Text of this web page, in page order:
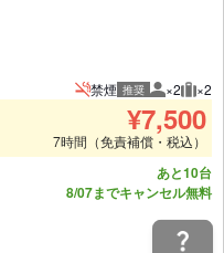
禁煙 推奨 推奨人数
×2 推
×2
¥7,500
7時間（免責補償・税込）
あと10台
8/07までキャンセル無料